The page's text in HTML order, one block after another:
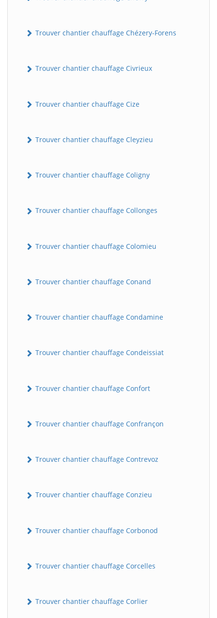
Trouver chantier chauffage Chézery-Forens
Trouver chantier chauffage Civrieux
Trouver chantier chauffage Cize
Trouver chantier chauffage Cleyzieu
Trouver chantier chauffage Coligny
Trouver chantier chauffage Collonges
Trouver chantier chauffage Colomieu
Trouver chantier chauffage Conand
Trouver chantier chauffage Condamine
Trouver chantier chauffage Condeissiat
Trouver chantier chauffage Confort
Trouver chantier chauffage Confrançon
Trouver chantier chauffage Contrevoz
Trouver chantier chauffage Conzieu
Trouver chantier chauffage Corbonod
Trouver chantier chauffage Corcelles
Trouver chantier chauffage Corlier